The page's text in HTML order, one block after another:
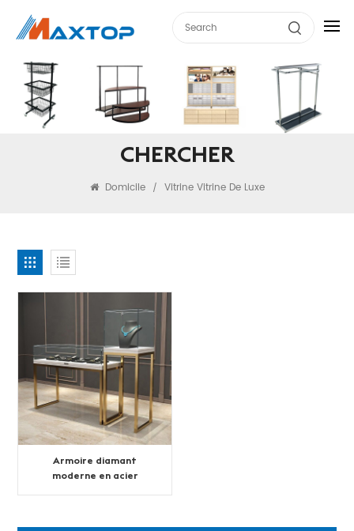
CHERCHER
Domicile / Vitrine Vitrine De Luxe
Armoire diamant
moderne en acier